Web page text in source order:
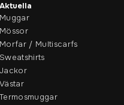
Aktuella
Muggar
Mössor
Morfar / Multiscarfs
Sweatshirts
Jackor
Västar
Termosmuggar